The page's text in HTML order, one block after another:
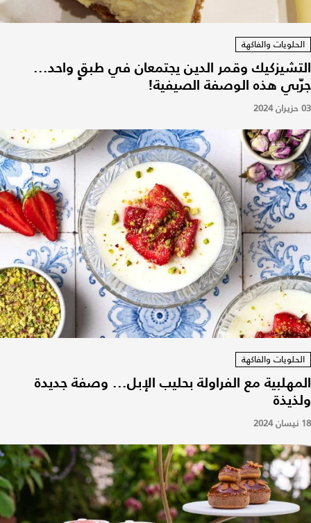
الحلويات والفاكهة
التشيزكيك وقمر الدين يجتمعان في طبقٍ واحد...
جرّبي هذه الوصفة الصيفية!
03 حزيران 2024
الحلويات والفاكهة
المهلبية مع الفراولة بحليب الإبل... وصفة جديدة
ولذيذة
18 نيسان 2024